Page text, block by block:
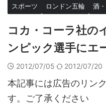
スポーツ ロンドン五輪 酒
コカ・コーラ社の
ンピック選手にエ
2012/07/05 2012/07/20
本記事には広告のリン
す。ご了承ください